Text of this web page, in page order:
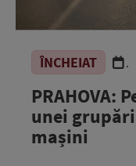
ÎNCHEIAT .
PRAHOVA:
unei
mașini